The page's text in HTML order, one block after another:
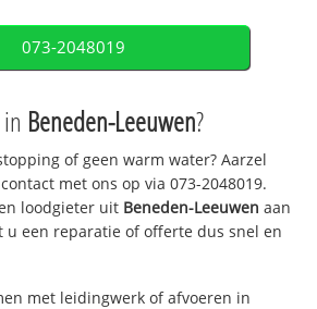
073-2048019
Beneden-Leeuwen?
of geen warm water? Aarzel
met ons op via 073-2048019.
loodgieter uit Beneden-Leeuwen aan
u een reparatie of offerte dus snel en
met leidingwerk of afvoeren in